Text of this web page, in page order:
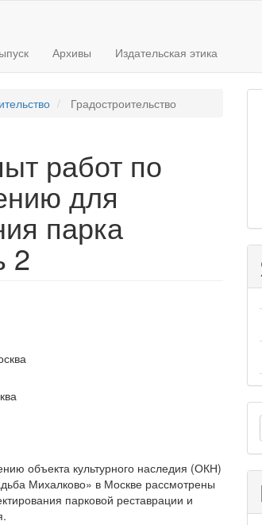
Архивы Издательская этика
Градостроительство
работ по
для
парка
2
объекта культурного на­следия (ОКН)
Михалково» в Москве рассмотрены
парковой реставрации и